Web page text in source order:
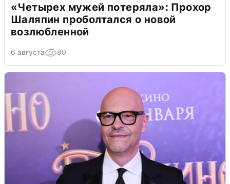
«Четырех мужей потеряла»: Прохор
Шаляпин проболтался о новой
возлюбленной
6 августа 80